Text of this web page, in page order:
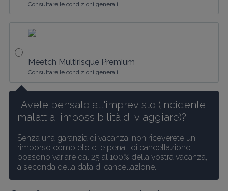
Consultare le condizioni generali
Meetch Multirisque Premium
Consultare le condizioni generali
…Avete pensato all'imprevisto (incidente,
malattia, impossibilità di viaggiare)?
Senza una garanzia di vacanza, non riceverete un
rimborso completo e le penali di cancellazione
possono variare dal 25 al 100% della vostra vacanza,
a seconda della data di cancellazione.